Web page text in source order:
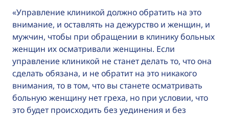
Управление клиникой должно обратить на это
внимание, и оставлять на дежурство и женщин, и
мужчин, чтобы при обращении в клинику больных
женщин их осматривали женщины. Если
управление клиникой не станет делать то, что она
сделать обязана, и не обратит на это никакого
внимания, то в том, что вы станете осматривать
больную женщину нет греха, но при условии, что
это будет происходить без уединения и без